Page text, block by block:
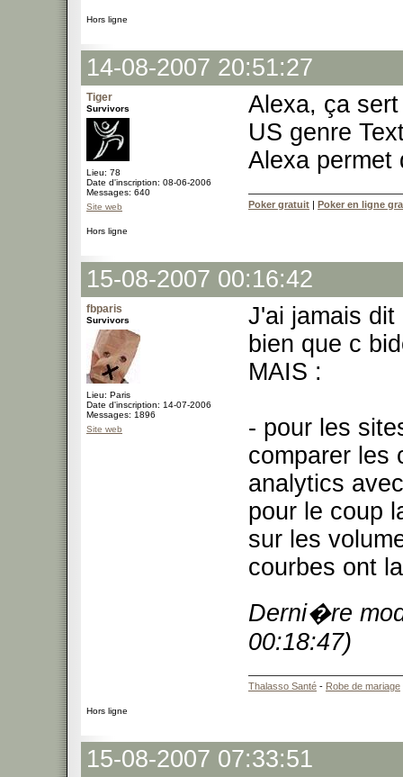
Hors ligne
14-08-2007 20:51:27
Tiger
Survivors
Lieu: 78
Date d'inscription: 08-06-2006
Messages: 640
Site web
Alexa, ça
US genre
Alexa permet
Poker gratuit | Poker en ligne
Hors ligne
15-08-2007 00:16:42
fbparis
Survivors
Lieu: Paris
Date d'inscription: 14-07-2006
Messages: 1896
Site web
J'ai jamais
bien que c
MAIS :
- pour les
comparer les
analytics
pour le coup
sur les
courbes ont
Derni�re
00:18:47)
Thalasso Santé - Robe de mariage
Hors ligne
15-08-2007 07:33:51